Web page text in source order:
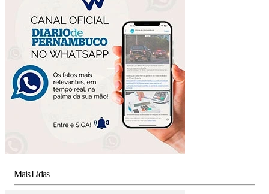
Mais Lidas